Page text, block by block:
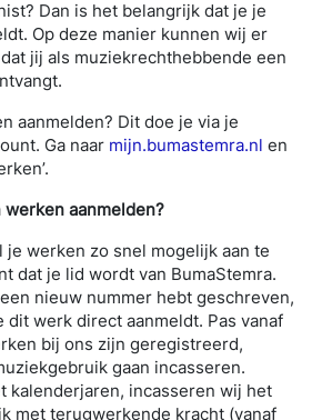
Dan is het belangrijk dat je je
Op deze manier kunnen wij er
jij als muziekrechthebbende een
aanmelden? Dit doe je via je
Ga naar mijn.bumastemra.nl en
aanmelden?
je werken zo snel mogelijk aan te
dat je lid wordt van BumaStemra.
nieuw nummer hebt geschreven,
dit werk direct aanmeldt. Pas vanaf
bij ons zijn geregistreerd,
gaan incasseren.
kalenderjaren, incasseren wij het
met terugwerkende kracht (vanaf